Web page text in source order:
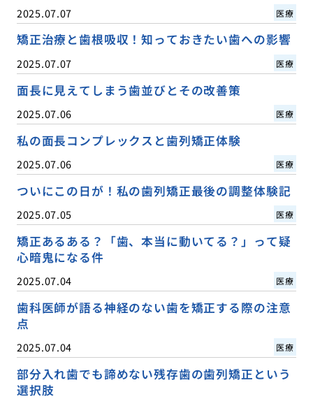
2025.07.07 医療
矯正治療と歯根吸収！知っておきたい歯への影響
2025.07.07 医療
面長に見えてしまう歯並びとその改善策
2025.07.06 医療
私の面長コンプレックスと歯列矯正体験
2025.07.06 医療
ついにこの日が！私の歯列矯正最後の調整体験記
2025.07.05 医療
矯正あるある？「歯、本当に動いてる？」って疑
心暗鬼になる件
2025.07.04 医療
歯科医師が語る神経のない歯を矯正する際の注意
点
2025.07.04 医療
部分入れ歯でも諦めない残存歯の歯列矯正という
選択肢